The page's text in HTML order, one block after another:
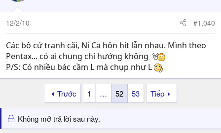
12/2/10 #1,040
Các bô cứ tranh cãi, Ni Ca hôn hít lẫn nhau. Mình theo
Pentax... có ai chung chí hướng không
P/S: Có nhiều bác cầm L mà chụp như L
Trước 1 … 52 53 Tiếp
Không mở trả lời sau này.